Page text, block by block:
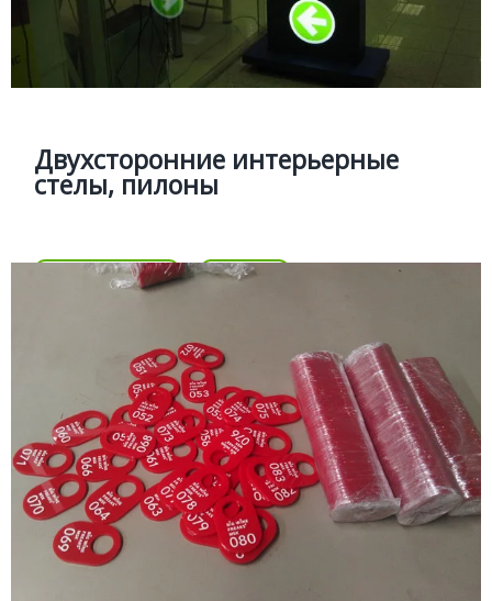
Двухсторонние интерьерные
стелы, пилоны
Подробней Цена
Изготовление интерьерных стел пилонов для системы
навигации торговых и бизнес центров.
ГАРДЕРОБНЫЕ НОМЕРКИ
Подробней
Номерки для гардероба с